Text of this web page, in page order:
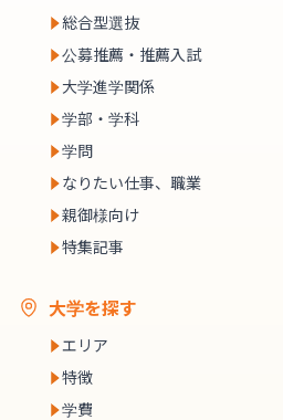
総合型選抜
公募推薦・推薦入試
大学進学関係
学部・学科
学問
なりたい仕事、職業
親御様向け
特集記事
大学を探す
エリア
特徴
学費